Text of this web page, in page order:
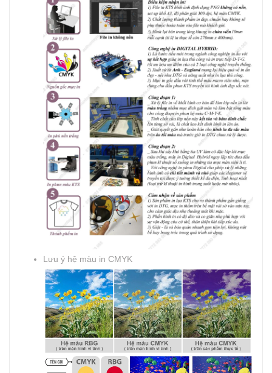
Lưu ý hệ màu in CMYK